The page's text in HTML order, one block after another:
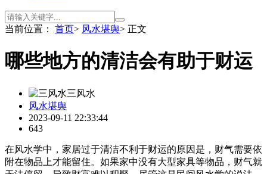
当前位置： 首页> 风水堪舆> 正文
哪些地方的清洁会有助于财运
三风水
风水堪舆
2023-09-11 22:33:44
643
在风水学中，家居过于清洁不利于财运的原因是，财气需要依
附在物品上才能留住。如果家中没有大型家具等物品，财气就